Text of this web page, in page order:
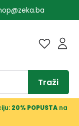
Traži
20% POPUSTAna